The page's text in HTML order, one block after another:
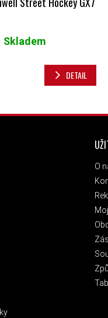
produktu je 5,0 z 5
Skladem
DETAIL
O